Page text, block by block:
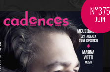
N°375
JUIN